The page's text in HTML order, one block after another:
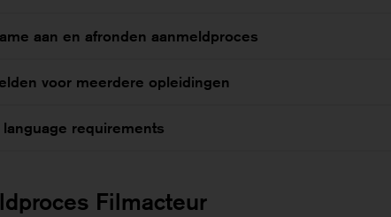
aan en afronden aanmeldproces
voor meerdere opleidingen
language requirements
Filmacteur